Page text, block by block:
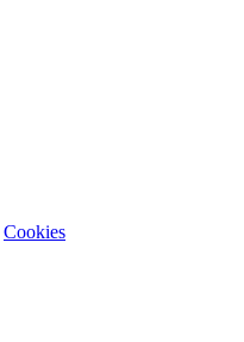
Cookies